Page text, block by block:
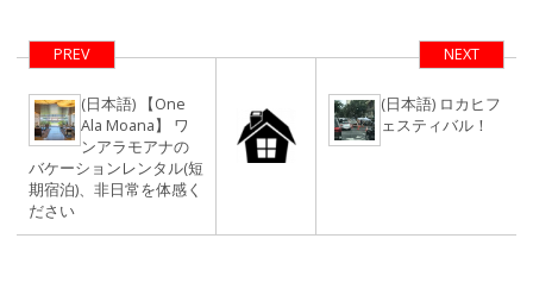
PREV
(日本語) 【One
Ala Moana】 ワ
ンアラモアナの
バケーションレンタル(短
期宿泊)、非日常を体感く
ださい
NEXT
(日本語) ロカヒフ
ェスティバル！